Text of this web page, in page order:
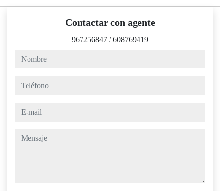
Contactar con agente
967256847 /608769419
nombre
teléfono
e-mail
mensaje